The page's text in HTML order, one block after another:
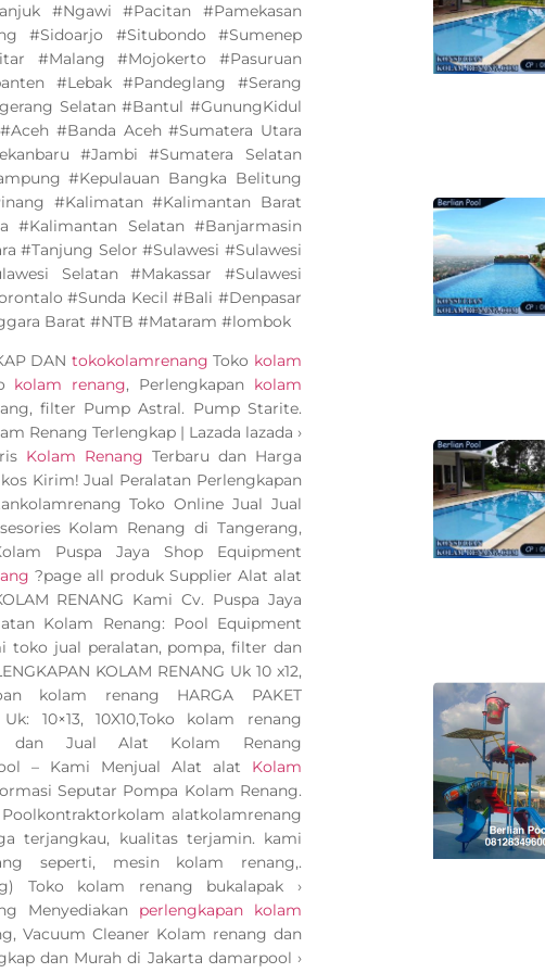
#Ngawi #Pacitan #Pamekasan
#Sidoarjo #Situbondo #Sumenep
#Malang #Mojokerto #Pasuruan
#Lebak #Pandeglang #Serang
Selatan #Bantul #GunungKidul
#Banda Aceh #Sumatera Utara
#Jambi #Sumatera Selatan
#Kepulauan Bangka Belitung
#Kalimatan #Kalimantan Barat
#Kalimantan Selatan #Banjarmasin
#Tanjung Selor #Sulawesi #Sulawesi
Selatan #Makassar #Sulawesi
#Sunda Kecil #Bali #Denpasar
Barat #NTB #Mataram #lombok
DAN tokokolamrenang Toko kolam
kolam renang, Perlengkapan kolam
filter Pump Astral. Pump Starite.
Renang Terlengkap | Lazada lazada ›
Kolam Renang Terbaru dan Harga
Kirim! Jual Peralatan Perlengkapan
Toko Online Jual Jual
Kolam Renang di Tangerang,
Puspa Jaya Shop Equipment
?page all produk Supplier Alat alat
RENANG Kami Cv. Puspa Jaya
Kolam Renang: Pool Equipment
toko jual peralatan, pompa, filter dan
KOLAM RENANG Uk 10 x12,
kolam renang HARGA PAKET
10×13, 10X10,Toko kolam renang
Jual Alat Kolam Renang
– Kami Menjual Alat alat Kolam
Seputar Pompa Kolam Renang.
alatkolamrenang
terjangkau, kualitas terjamin. kami
seperti, mesin kolam renang,.
Toko kolam renang bukalapak ›
Menyediakan perlengkapan kolam
Vacuum Cleaner Kolam renang dan
dan Murah di Jakarta damarpool ›